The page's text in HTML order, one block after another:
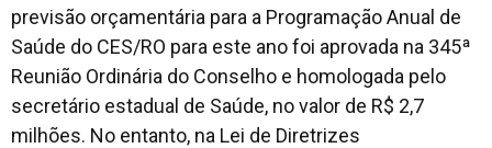
previsão orçamentária para a Programação Anual de
Saúde do CES/RO para este ano foi aprovada na 345ª
Reunião Ordinária do Conselho e homologada pelo
secretário estadual de Saúde, no valor de R$ 2,7
milhões. No entanto, na Lei de Diretrizes